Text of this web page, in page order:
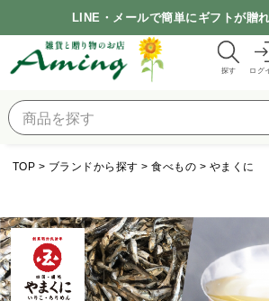
LINE・メールで簡単にギフトが贈
探す ログ
TOP ブランドから探す 食べもの やまくに